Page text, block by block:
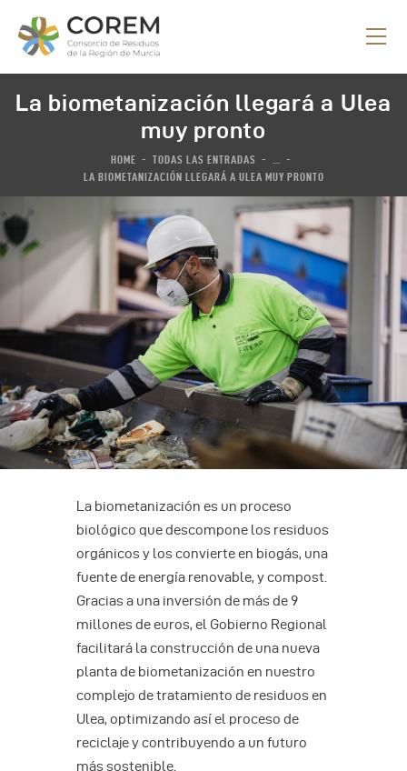
La biometanización llegará a Ulea
muy pronto
HOME TODAS LAS ENTRADAS
LA BIOMETANIZACIÓN LLEGARÁ A ULEA MUY PRONTO
QUE HACEMOS
PROCESO
NOTICIAS
CONSORCIATE
CONTACTO
La biometanización es un proceso
biológico que descompone los residuos
orgánicos y los convierte en biogás, una
fuente de energía renovable, y compost.
Gracias a una inversión de más de 9
millones de euros, el Gobierno Regional
facilitará la construcción de una nueva
planta de biometanización en nuestro
complejo de tratamiento de residuos en
Ulea, optimizando así el proceso de
reciclaje y contribuyendo a un futuro
más sostenible.